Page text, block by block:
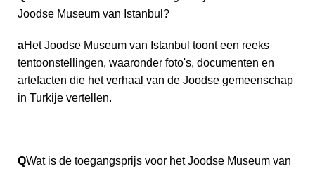
Joodse Museum van Istanbul?
aHet Joodse Museum van Istanbul toont een reeks
tentoonstellingen, waaronder foto's, documenten en
artefacten die het verhaal van de Joodse gemeenschap
in Turkije vertellen.
QWat is de toegangsprijs voor het Joodse Museum van